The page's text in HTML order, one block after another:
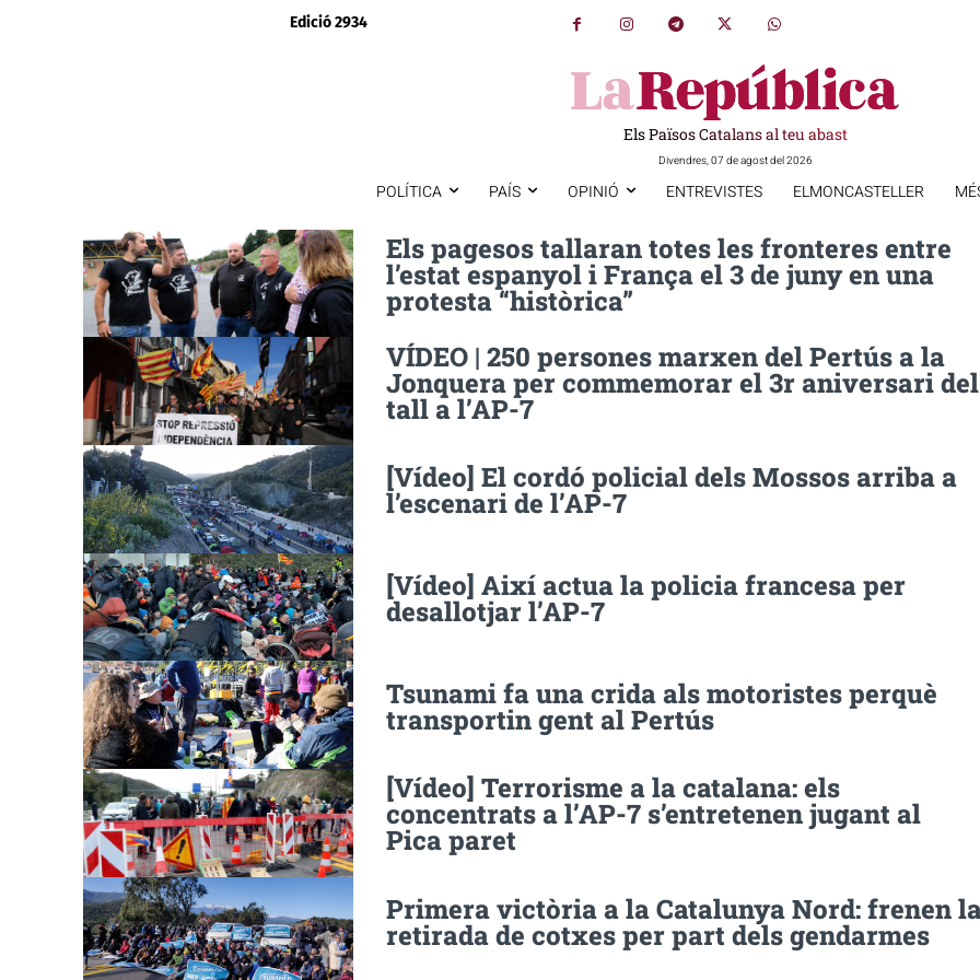
Edició 2934
Els Països Catalans al teu abast
Divendres, 07 de agost del 2026
POLÍTICA PAÍS OPINIÓ ENTREVISTES ELMONCASTELLER
Els pagesos tallaran totes les fronteres entre
l’estat espanyol i França el 3 de juny en una
protesta “històrica”
VÍDEO | 250 persones marxen del Pertús a la
Jonquera per commemorar el 3r aniversari del
tall a l’AP-7
[Vídeo] El cordó policial dels Mossos arriba a
l’escenari de l’AP-7
[Vídeo] Així actua la policia francesa per
desallotjar l’AP-7
Tsunami fa una crida als motoristes perquè
transportin gent al Pertús
[Vídeo] Terrorisme a la catalana: els
concentrats a l’AP-7 s’entretenen jugant al
Pica paret
Primera victòria a la Catalunya Nord: frenen
retirada de cotxes per part dels gendarmes